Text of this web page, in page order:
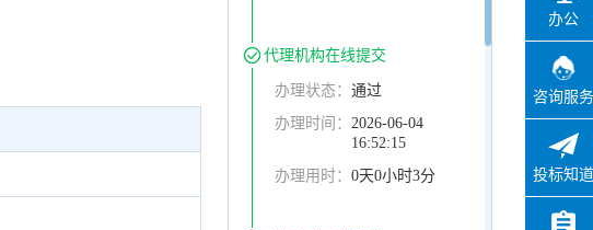
办公
咨询服务
投标知道
代理机构在线提交
办理状态： 通过
办理时间： 2026-06-04
16:52:15
办理用时： 0天0小时3分